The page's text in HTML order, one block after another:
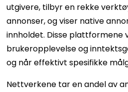
utgivere, tilbyr en rekke
annonser, og viser native
innholdet. Disse plattformene
brukeropplevelse og
og når effektivt spesifikke
Nettverkene tar en andel av